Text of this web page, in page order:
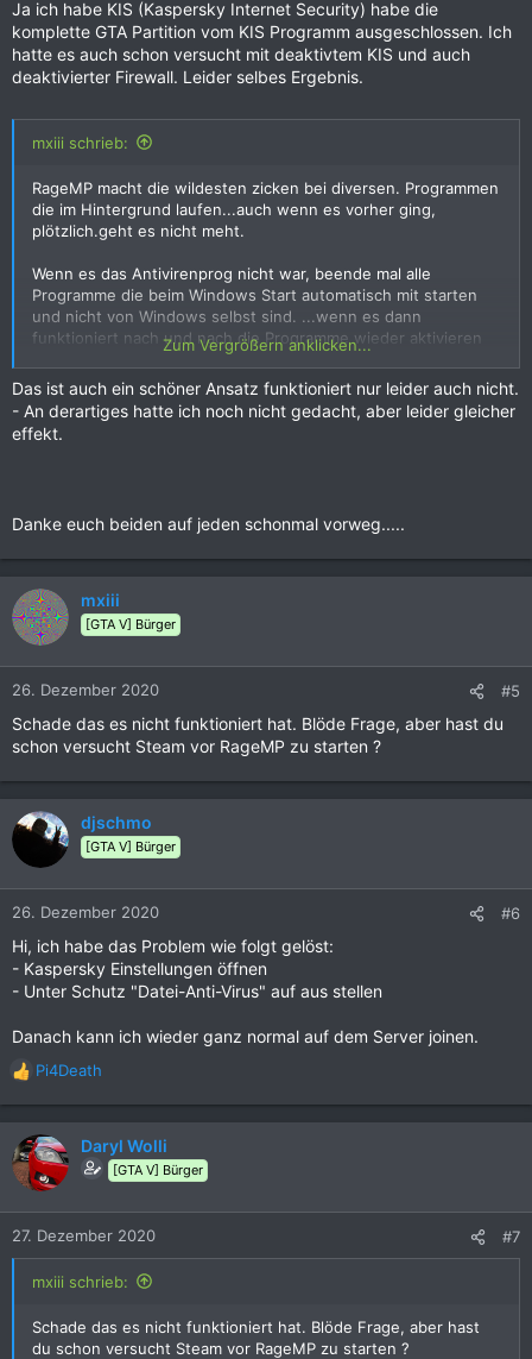
Viele Grüße und einen schönen Weihnachtsfeiertag
Ja ich habe KIS (Kaspersky Internet Security) habe die
komplette GTA Partition vom KIS Programm ausgeschlossen. Ich
hatte es auch schon versucht mit deaktivtem KIS und auch
deaktivierter Firewall. Leider selbes Ergebnis.
mxiii schrieb:
RageMP macht die wildesten zicken bei diversen. Programmen
die im Hintergrund laufen...auch wenn es vorher ging,
plötzlich.geht es nicht meht.
Wenn es das Antivirenprog nicht war, beende mal alle
Programme die beim Windows Start automatisch mit starten
und nicht von Windows selbst sind. ...wenn es dann
funktioniert nach und nach die Programme wieder aktivieren
um das Programm zu finden, was den Fehler verursacht.
LG
MXIII
Zum Vergrößern anklicken...
Das ist auch ein schöner Ansatz funktioniert nur leider auch nicht.
- An derartiges hatte ich noch nicht gedacht, aber leider gleicher
effekt.
Danke euch beiden auf jeden schonmal vorweg.....
mxiii
[GTA V] Bürger
26. Dezember 2020 #5
Schade das es nicht funktioniert hat. Blöde Frage, aber hast du
schon versucht Steam vor RageMP zu starten ?
djschmo
[GTA V] Bürger
26. Dezember 2020 #6
Hi, ich habe das Problem wie folgt gelöst:
- Kaspersky Einstellungen öffnen
- Unter Schutz "Datei-Anti-Virus" auf aus stellen
Danach kann ich wieder ganz normal auf dem Server joinen.
R
a
k
t
n
Pi4Death
Daryl Wolli
[GTA V] Bürger
27. Dezember 2020 #7
mxiii schrieb:
Schade das es nicht funktioniert hat. Blöde Frage, aber hast
du schon versucht Steam vor RageMP zu starten ?